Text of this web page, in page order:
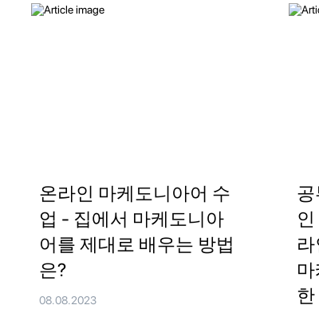
온라인 마케도니아어 수
업 - 집에서 마케도니아
어를 제대로 배우는 방법
은?
08.08.2023